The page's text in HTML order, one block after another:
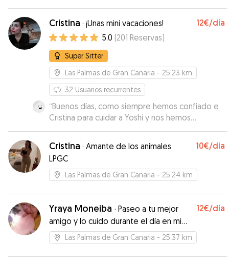
ella desde el primer segundo (también recibí
fotos con él relajándose durante). Volveremos
con ella sin duda. Gracias.”
Cristina · ¡Unas mini vacaciones! 12€/día
5.0 (201 Reservas)
Super Sitter
Las Palmas de Gran Canaria - 25.23 km
32 Usuarios recurrentes
“Buenos días, como siempre hemos confiado e
Cristina para cuidar a Yoshi y nos hemos
quedado muy contentos de todos el cariño y
mimo con que la acometida,muchas gracias
Cristina.”
Cristina · Amante de los animales
LPGC
10€/día
Las Palmas de Gran Canaria - 25.24 km
Yraya Moneiba · Paseo a tu mejor
amigo y lo cuido durante el día en mi
hogar
12€/día
Las Palmas de Gran Canaria - 25.37 km